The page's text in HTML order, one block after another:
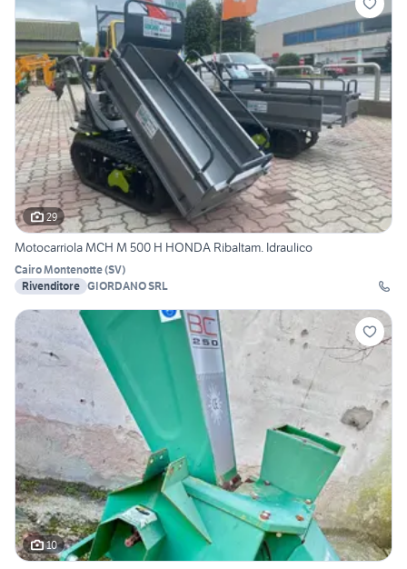
29
Motocarriola MCH M 500 H HONDA Ribaltam. Idraulico
Cairo Montenotte(SV)
Rivenditore GIORDANO SRL
10